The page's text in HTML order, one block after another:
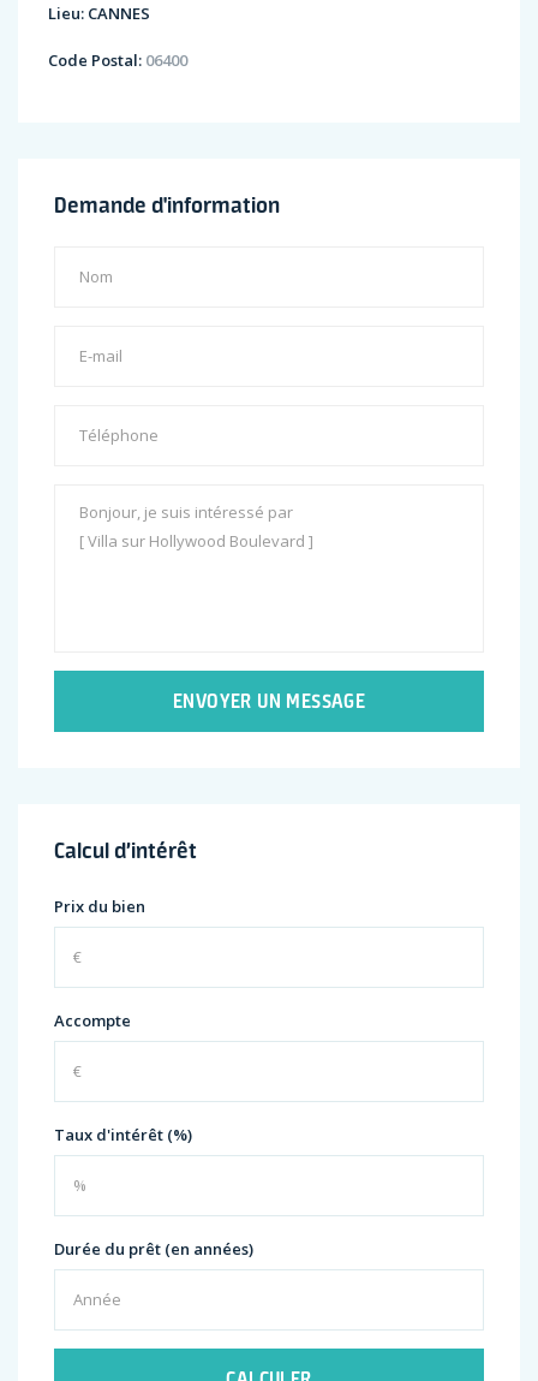
Lieu: CANNES
Code Postal: 06400
Demande d'information
ENVOYER UN MESSAGE
Calcul d’intérêt
Prix du bien
Accompte
Taux d'intérêt (%)
Durée du prêt (en années)